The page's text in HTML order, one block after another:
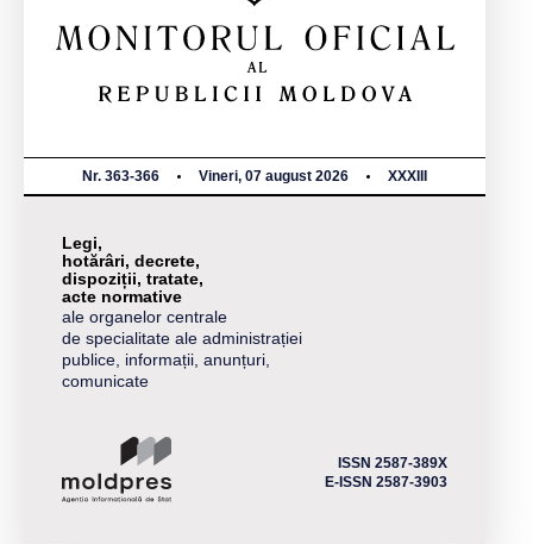
Nr. 363-366 Vineri, 07 august 2026 XXXIII
Legi,
hotărâri, decrete,
dispoziții, tratate,
acte normative
ale organelor centrale
de specialitate ale administrației
publice, informații, anunțuri,
comunicate
ISSN 2587-389X
E-ISSN 2587-3903